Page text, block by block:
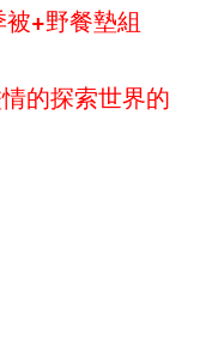
+野餐墊組
的探索世界的